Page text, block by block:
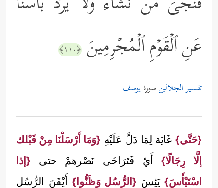
عَنِ ٱلۡقَوۡمِ ٱلۡمُجۡرِمِینَ ﴿١١٠﴾
تفسير الجلالينسورةيوسف
{حَتَّى} غَايَة لِمَا دَلَّ عَلَيْهِ {وَمَا أَرْسَلْنَا مِنْ قَبْلك
إلَّا رِجَالًا}أَيْ فَتَرَاخَى نَصْرهمْ حتى {إذا
اسْتَيْأَسَ}يَئِسَ {الرُّسُل وَظَنُّوا} أَيْقَنَ الرُّسُل